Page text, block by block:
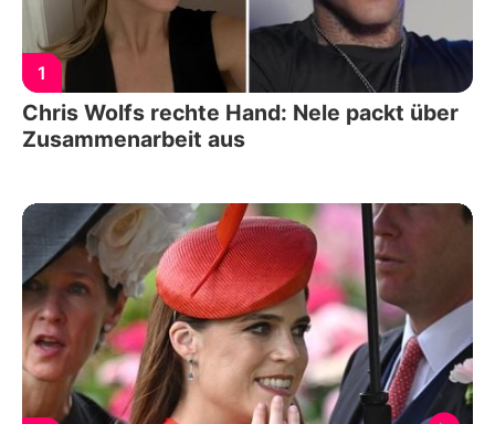
1
Chris Wolfs rechte Hand: Nele packt über
Zusammenarbeit aus